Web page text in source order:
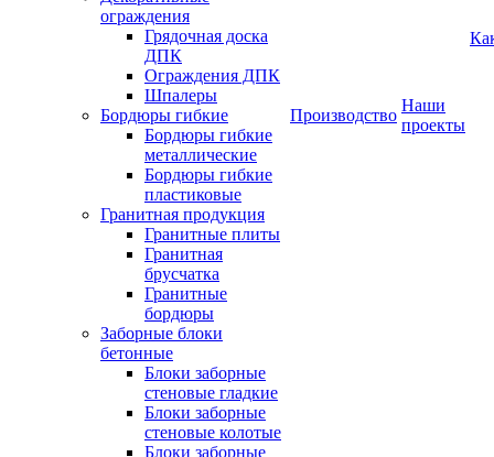
ограждения
Грядочная доска
ДПК
Ограждения ДПК
Шпалеры
Бордюры гибкие
Бордюры гибкие
металлические
Бордюры гибкие
пластиковые
Гранитная продукция
Гранитные плиты
Гранитная
брусчатка
Гранитные
бордюры
Заборные блоки
бетонные
Блоки заборные
стеновые гладкие
Блоки заборные
стеновые колотые
Блоки заборные
Производство
Наши
проекты